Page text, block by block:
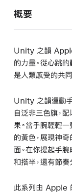
概要
Unity 之韻
的力量。從心跳
是人類感受的共同
Unity 之韻運動手
自泛非三色旗，
果。當手腕輕輕
的黃色，展現神
面。在你提起手
和搭半，還有節奏
此系列由 Apple